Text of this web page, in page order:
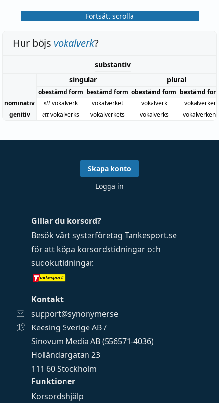
Fortsätt scrolla
Hur böjs vokalverk?
substantiv
singular
plural
obestämd form bestämd form obestämd form bestämd
nominativ
ettvokalverk vokalverket vokalverk
vokalverken
genitiv
ettvokalverks vokalverkets vokalverks vokalverkens
Funktioner
Korsordshjälp
Gillar du korsord?
Besök vårt systerföretag Tankesport.se
för att köpa korsordstidningar och
sudokutidningar.
Kontakt
support@synonymer.se
Keesing Sverige AB /
Sinovum Media AB (556571-4036)
Holländargatan 23
111 60 Stockholm
Skapa konto
Logga in